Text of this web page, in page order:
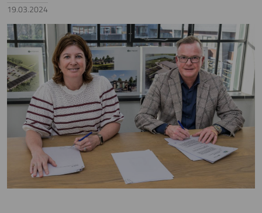
19.03.2024
Image